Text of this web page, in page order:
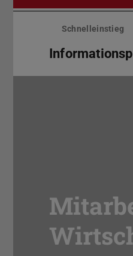
Menü
überspringenSchnelleinstieg